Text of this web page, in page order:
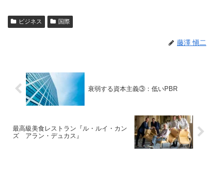
ビジネス 国際
藤澤 愼二
衰弱する資本主義③：低いPBR
最高級美食レストラン『ル・ルイ・カン
ズ アラン・デュカス』